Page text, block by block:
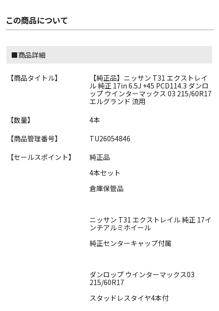
この商品について
■商品詳細
【商品タイトル】
【純正品】ニッサン T31 エクストレイ
ル 純正 17in 6.5J +45 PCD114.3 ダンロ
ップ ウインターマックス 03 215/60R17
エルグランド 流用
【数量】
4本
【商品管理番号】
TU26054846
【セールスポイント】
純正品
4本セット
倉庫保管品
ニッサン T31 エクストレイル 純正 17イ
ンチアルミホイール
純正センターキャップ付属
ダンロップ ウインターマックス03
215/60R17
スタッドレスタイヤ4本付